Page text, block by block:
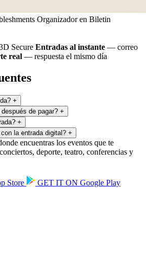
Organizador en Biletin
Secure Entradas al instante — correo
real — respuesta el mismo día
+
de pagar? +
+
la entrada digital? +
encuentras los eventos que te
deporte, teatro, conferencias y
Store GET IT ON Google Play